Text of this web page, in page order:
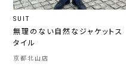
SUIT
無理のない自然なジャケットス
タイル
京都北山店